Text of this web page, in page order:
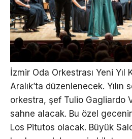
İzmir Oda Orkestrası Yeni Yıl
Aralık’ta düzenlenecek. Yılın
orkestra, şef Tulio Gagliardo
sahne alacak. Bu özel
Los Pitutos olacak. Büyük